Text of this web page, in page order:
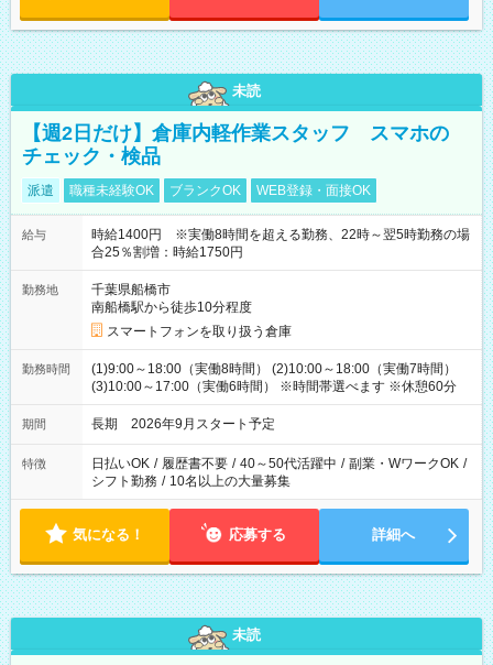
未読
【週2日だけ】倉庫内軽作業スタッフ スマホの
チェック・検品
派遣 職種未経験OK ブランクOK WEB登録・面接OK
給与
時給1400円 ※実働8時間を超える勤務、22時～翌5時勤務の場
合25％割増：時給1750円
勤務地
千葉県船橋市
南船橋駅から徒歩10分程度
スマートフォンを取り扱う倉庫
勤務時間
(1)9:00～18:00（実働8時間） (2)10:00～18:00（実働7時間）
(3)10:00～17:00（実働6時間） ※時間帯選べます ※休憩60分
期間 長期 2026年9月スタート予定
特徴 日払いOK / 履歴書不要 / 40～50代活躍中 / 副業・WワークOK /
シフト勤務 / 10名以上の大量募集
気になる！ 応募する 詳細へ
未読